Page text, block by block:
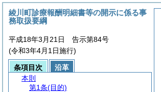
綾川町診療報酬明細書等の開示に係る事
務取扱要綱
平成18年3月21日 告示第84号
(令和3年4月1日施行)
条項目次
沿革
本則
第1条(目的)